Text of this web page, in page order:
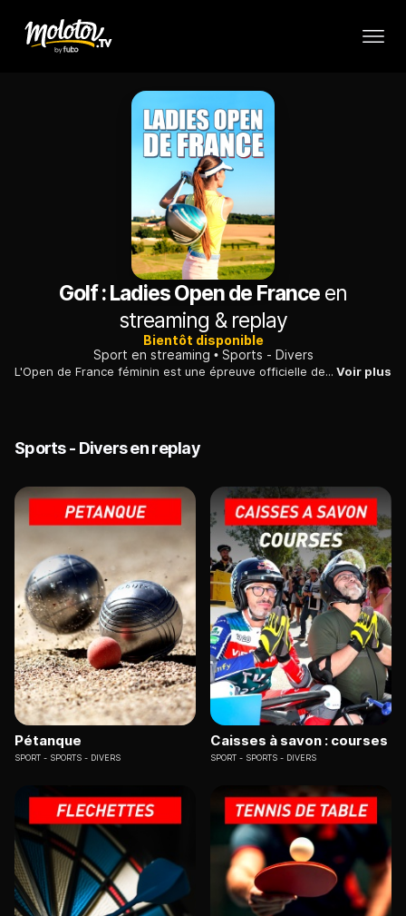
Golf : Ladies Open de France en
streaming & replay
Bientôt disponible
Sport en streaming
Sports - Divers
L'Open de France féminin est une épreuve officielle de golf du Ladies European Tour. Voir plus
Sports - Divers en replay
Pétanque
SPORT SPORTS - DIVERS
Caisses à savon : courses
SPORT SPORTS - DIVERS